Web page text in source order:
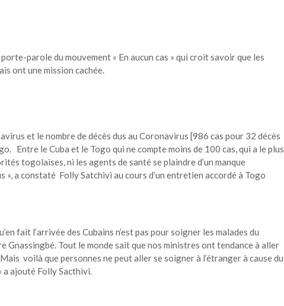
parole du mouvement « En aucun cas » qui croit savoir que les
ont une mission cachée.
et le nombre de décès dus au Coronavirus [986 cas pour 32 décès
Entre le Cuba et le Togo qui ne compte moins de 100 cas, qui a le plus
togolaises, ni les agents de santé se plaindre d’un manque
a constaté Folly Satchivi au cours d’un entretien accordé à Togo
fait l’arrivée des Cubains n’est pas pour soigner les malades du
Tout le monde sait que nos ministres ont tendance à aller
voilà que personnes ne peut aller se soigner à l’étranger à cause du
a ajouté Folly Sacthivi.